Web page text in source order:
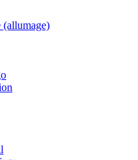
(allumage)